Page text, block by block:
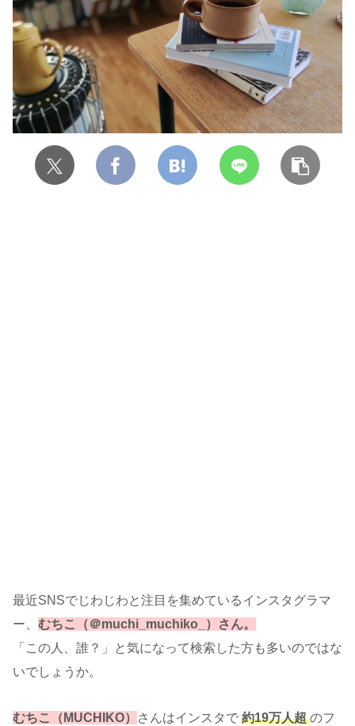
最近SNSでじわじわと注目を集めているインスタグラマ
ー、 むちこ
（＠muchi_muchiko_）さん。
「この人、誰？」と気になって検索した方も多いのではな
いでしょうか。
むちこ（MUCHI KO） さんはインスタで 約19万人超 のフ